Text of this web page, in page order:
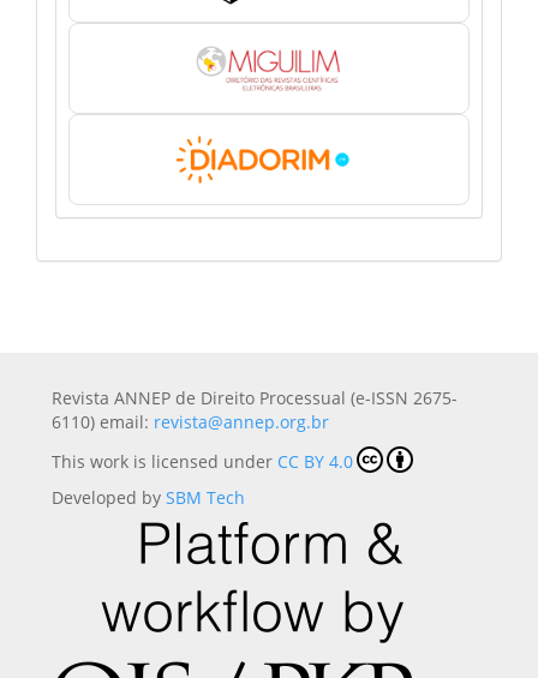
Revista ANNEP de Direito Processual (e-ISSN 2675-
6110) email: revista@annep.org.br
This work is licensed under CC BY 4.0
Developed by SBM Tech